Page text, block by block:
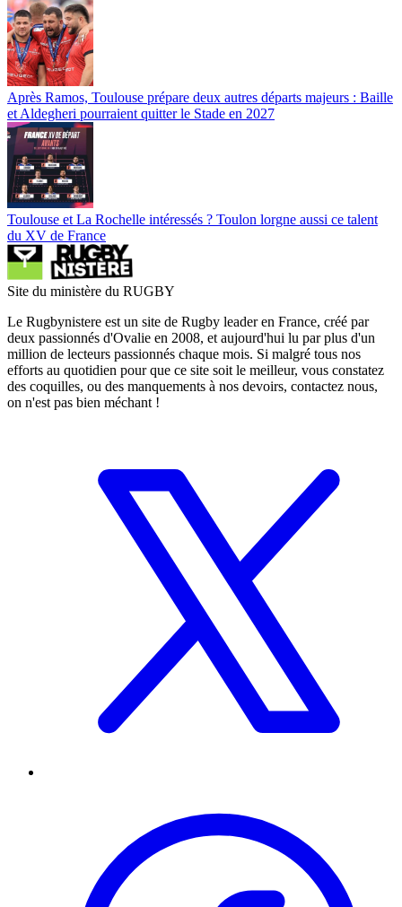
Après Ramos, Toulouse prépare deux autres départs majeurs : Baille
et Aldegheri pourraient quitter le Stade en 2027
Toulouse et La Rochelle intéressés ? Toulon lorgne aussi ce talent
du XV de France
Site du ministère du RUGBY
Le Rugbynistere est un site de Rugby leader en France, créé par
deux passionnés d'Ovalie en 2008, et aujourd'hui lu par plus d'un
million de lecteurs passionnés chaque mois. Si malgré tous nos
efforts au quotidien pour que ce site soit le meilleur, vous constatez
des coquilles, ou des manquements à nos devoirs, contactez nous,
on n'est pas bien méchant !